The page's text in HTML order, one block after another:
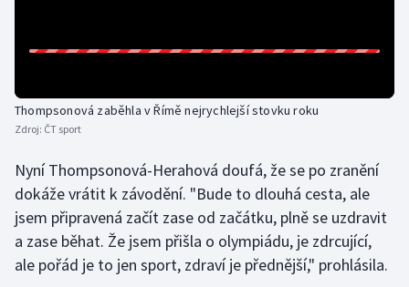
Plavání
Plážový volejbal
Ragby
Rychlobruslení
Thompsonová zaběhla v Římě nejrychlejší stovku roku
Zdroj: ČT sport
Nyní Thompsonová-Herahová doufá, že se po zranění
dokáže vrátit k závodění. "Bude to dlouhá cesta, ale
jsem připravená začít zase od začátku, plně se uzdravit
a zase běhat. Že jsem přišla o olympiádu, je zdrcující,
ale pořád je to jen sport, zdraví je přednější," prohlásila.